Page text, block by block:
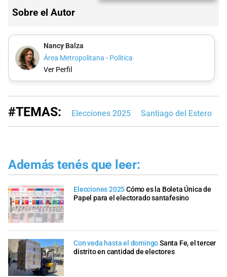
Sobre el Autor
Nancy Balza
Área Metropolitana - Política
Ver Perfil
#TEMAS: Elecciones 2025 Santiago del Estero
Además tenés que leer:
Elecciones 2025Cómo es la Boleta Única de
Papel para el electorado santafesino
Con veda hasta el domingoSanta Fe, el tercer
distrito en cantidad de electores